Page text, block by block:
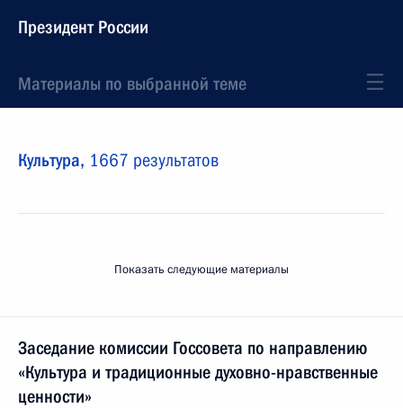
Президент России
Материалы по выбранной теме
Культура, 1667 результатов
Показать следующие материалы
Заседание комиссии Госсовета по направлению
«Культура и традиционные духовно-нравственные
ценности»